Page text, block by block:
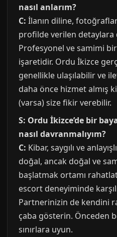
nasıl anlarım?
C: İlanın diline,
profilde verilen detaylara
Profesyonel ve samimi
işaretidir. Ordu İkizce
genellikle ulaşılabilir ve
daha önce hizmet almış
(varsa) size fikir verebilir.
S: Ordu İkizce’de bir
nasıl davranmalıyım?
C: Kibar, saygılı ve
doğal, ancak doğal ve
başlatmak ortamı
escort deneyiminde
Partnerinizin de kendini
çaba gösterin. Önceden
sınırlara uyun.